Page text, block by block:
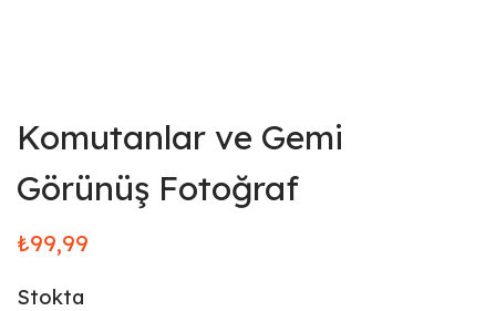
Komutanlar ve Gemi
Görünüş Fotoğraf
₺99,99
Stokta